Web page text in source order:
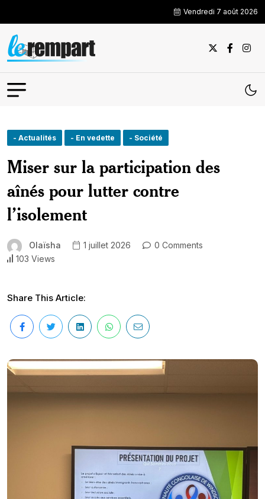
Vendredi 7 août 2026
- Actualités - En vedette - Société
Miser sur la participation des
aînés pour lutter contre
l’isolement
Olaïsha 1 juillet 2026
0 Comments
103 Views
Share This Article: